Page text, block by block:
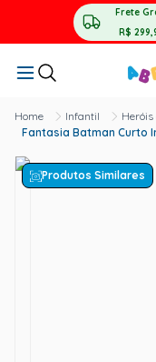
Frete
R$
Infantil
Heróis
Fantasia Batman Curto
Produtos Similares